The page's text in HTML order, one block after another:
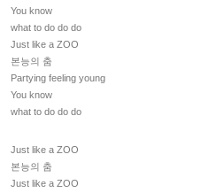
You know
what to do do do
Just like a ZOO
본능의 춤
Partying feeling young
You know
what to do do do
Just like a ZOO
본능의 춤
Just like a ZOO